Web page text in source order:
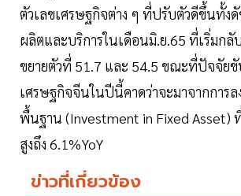
ตัวเลขเศรษฐกิจต่าง ๆ ที่ปรับตัวดีขึ้นทั้ง
ผลิตและบริการในเดือนมิ.ย.65 ที่เริ่มกลั
ขยายตัวที่ 51.7 และ 54.5 ขณะที่ปัจจัย
เศรษฐกิจจีนในปีนี้คาดว่าจะมาจากการล
พื้นฐาน (Investment in Fixed Asset)
สูงถึง 6.1%YoY
ข่าวที่เกี่ยวข้อง